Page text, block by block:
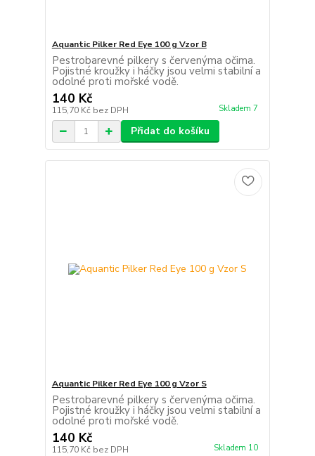
Aquantic Pilker Red Eye 100 g Vzor B
Pestrobarevné pilkery s červenýma očima.
Pojistné kroužky i háčky jsou velmi stabilní a
odolné proti mořské vodě.
140 Kč
115,70 Kč bez DPH Skladem 7
Přidat do košíku
Aquantic Pilker Red Eye 100 g Vzor S
Pestrobarevné pilkery s červenýma očima.
Pojistné kroužky i háčky jsou velmi stabilní a
odolné proti mořské vodě.
140 Kč
115,70 Kč bez DPH Skladem 10